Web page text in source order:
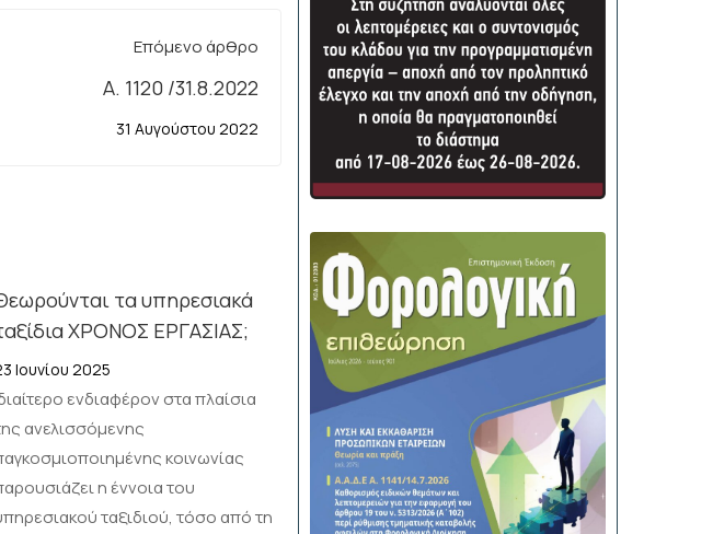
Επόμενο άρθρο
Α. 1120 /31.8.2022
31 Αυγούστου 2022
τα υπηρεσιακά
ΧΡΟΝΟΣ ΕΡΓΑΣΙ­­­ΑΣ;
Ιουνίου 2025
ενδιαφέρον στα πλαίσια
ανελισσόμενης
κοινωνίας
η έννοια του
ταξιδιού, τόσο από τη